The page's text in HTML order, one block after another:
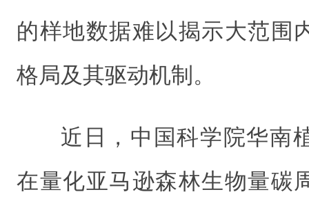
的样地数据难以揭示大范围
格局及其驱动机制。
近日，中国科学院华南
在量化亚马逊森林生物量碳